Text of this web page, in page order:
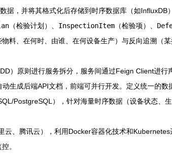
据，并将其格式化后存储到时序数据库（如
（检验计划）、 InspectionItem （检验项）、
料、在何时、由谁、在何设备生产）与反向追溯（
）原则进行服务拆分，服务间通过Feign Client进
动生成后端API文档，前端可并行开发。定义统一的数
PostgreSQL），针对海量时序数据（设备状态
云、腾讯云），利用Docker容器化技术和
。